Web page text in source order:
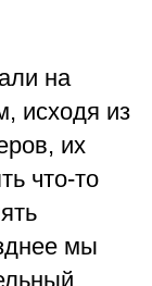
на
исходя из
их
что-то
мы